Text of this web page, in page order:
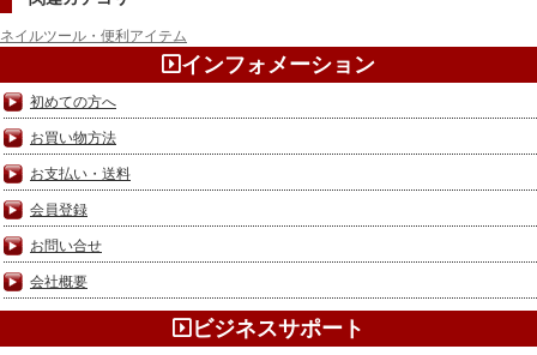
ネイルツール・便利アイテム
インフォメーション
初めての方へ
お買い物方法
お支払い・送料
会員登録
お問い合せ
会社概要
ビジネスサポート